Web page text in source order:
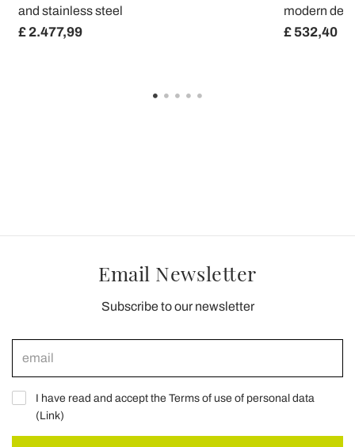
and stainless steel
£ 2.477,99
modern
£ 532,40
Email Newsletter
Subscribe to our newsletter
I have read and accept the Terms of use of personal data
(Link)